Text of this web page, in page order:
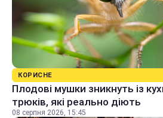
КОРИСНЕ
Плодові мушки зникнуть із
трюків, які реально діють
08 серпня 2026, 15:45